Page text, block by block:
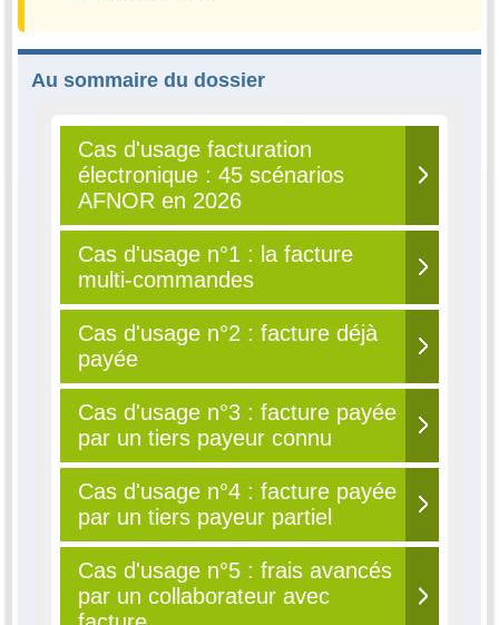
Au sommaire du dossier
Cas d'usage facturation
électronique : 45 scénarios
AFNOR en 2026
Cas d'usage n°1 : la facture
multi-commandes
Cas d'usage n°2 : facture déjà
payée
Cas d'usage n°3 : facture payée
par un tiers payeur connu
Cas d'usage n°4 : facture payée
par un tiers payeur partiel
Cas d'usage n°5 : frais avancés
par un collaborateur avec